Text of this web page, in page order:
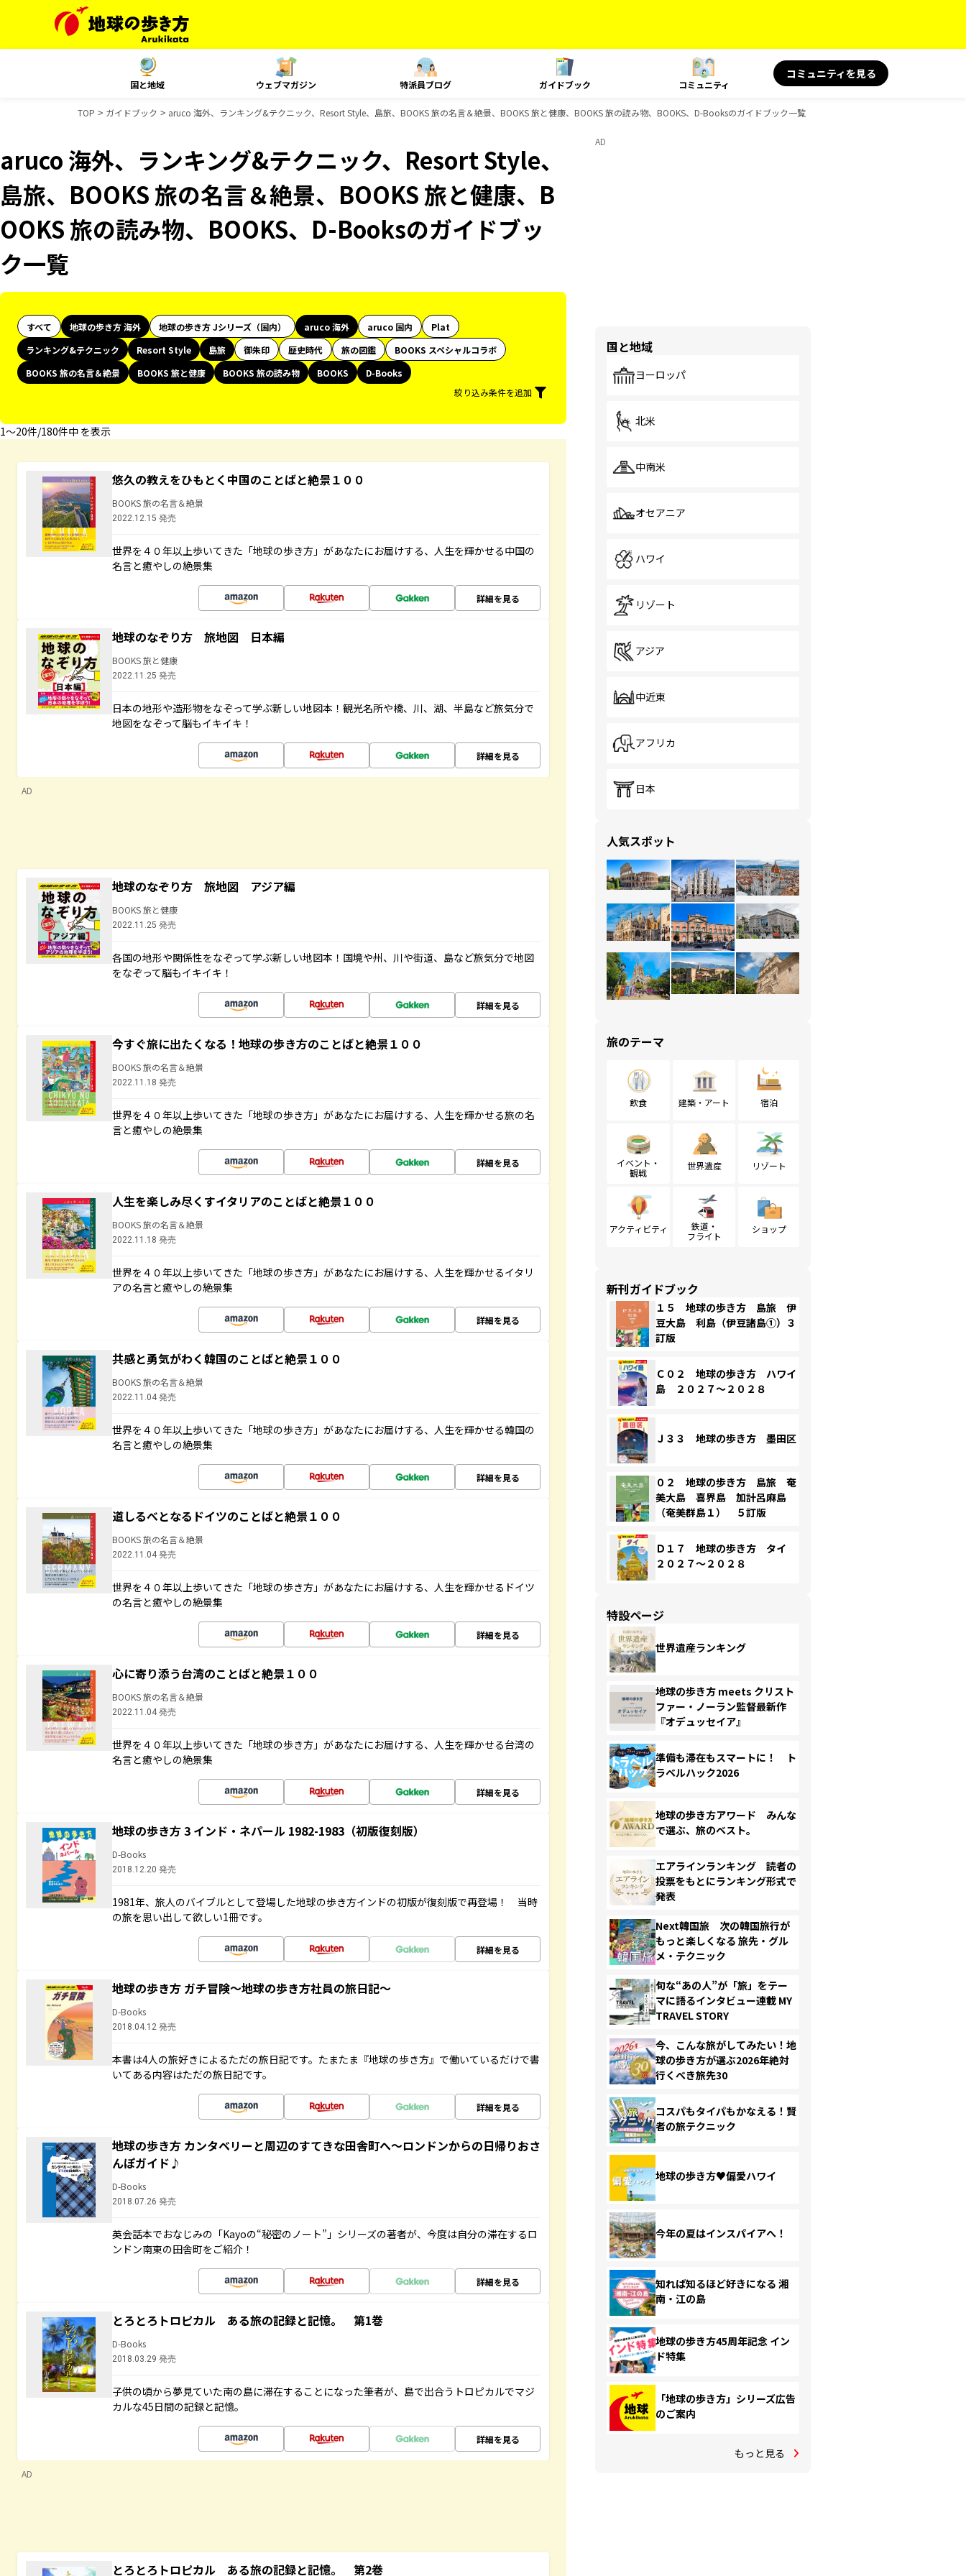
国と地域 ウェブマガジン 特派員ブログ ガイドブック コミュニティ
コミュニティを見る
TOP ガイドブック aruco 海外、ランキング&テクニック、Resort Style、島旅、BOOKS 旅の名言＆絶景、BOOKS 旅と健康、BOOKS 旅の読み物、BOOKS、D-Booksのガイドブック一覧
aruco 海外、ランキング&テクニック、Resort Style、
島旅、BOOKS 旅の名言＆絶景、BOOKS 旅と健康、B
OOKS 旅の読み物、BOOKS、D-Booksのガイドブッ
ク一覧
すべて 地球の歩き方 海外 地球の歩き方 Jシリーズ（国内） aruco 海外 aruco 国内
Plat
ランキング&テクニック
Resort Style 島旅 御朱印 歴史時代 旅の図鑑
BOOKS スペシャルコラボ
BOOKS 旅の名言＆絶景
BOOKS 旅と健康 BOOKS 旅の読み物 BOOKS
D-Books
絞り込み条件を追加
1〜20件/180件中 を表示
悠久の教えをひもとく中国のことばと絶景１００
BOOKS 旅の名言＆絶景
2022.12.15 発売
世界を４０年以上歩いてきた「地球の歩き方」があなたにお届けする、人生を輝かせる中国の
名言と癒やしの絶景集
詳細を見る
地球のなぞり方 旅地図 日本編
BOOKS 旅と健康
2022.11.25 発売
日本の地形や造形物をなぞって学ぶ新しい地図本！観光名所や橋、川、湖、半島など旅気分で
地図をなぞって脳もイキイキ！
詳細を見る
AD
地球のなぞり方 旅地図 アジア編
BOOKS 旅と健康
2022.11.25 発売
各国の地形や関係性をなぞって学ぶ新しい地図本！国境や州、川や街道、島など旅気分で地図
をなぞって脳もイキイキ！
詳細を見る
今すぐ旅に出たくなる！地球の歩き方のことばと絶景１００
BOOKS 旅の名言＆絶景
2022.11.18 発売
世界を４０年以上歩いてきた「地球の歩き方」があなたにお届けする、人生を輝かせる旅の名
言と癒やしの絶景集
詳細を見る
人生を楽しみ尽くすイタリアのことばと絶景１００
BOOKS 旅の名言＆絶景
2022.11.18 発売
世界を４０年以上歩いてきた「地球の歩き方」があなたにお届けする、人生を輝かせるイタリ
アの名言と癒やしの絶景集
詳細を見る
共感と勇気がわく韓国のことばと絶景１００
BOOKS 旅の名言＆絶景
2022.11.04 発売
世界を４０年以上歩いてきた「地球の歩き方」があなたにお届けする、人生を輝かせる韓国の
名言と癒やしの絶景集
詳細を見る
道しるべとなるドイツのことばと絶景１００
BOOKS 旅の名言＆絶景
2022.11.04 発売
世界を４０年以上歩いてきた「地球の歩き方」があなたにお届けする、人生を輝かせるドイツ
の名言と癒やしの絶景集
詳細を見る
心に寄り添う台湾のことばと絶景１００
BOOKS 旅の名言＆絶景
2022.11.04 発売
世界を４０年以上歩いてきた「地球の歩き方」があなたにお届けする、人生を輝かせる台湾の
名言と癒やしの絶景集
詳細を見る
地球の歩き方 3 インド・ネパール 1982-1983（初版復刻版）
D-Books
2018.12.20 発売
1981年、旅人のバイブルとして登場した地球の歩き方インドの初版が復刻版で再登場！ 当時
の旅を思い出して欲しい1冊です。
詳細を見る
地球の歩き方 ガチ冒険～地球の歩き方社員の旅日記～
D-Books
2018.04.12 発売
本書は4人の旅好きによるただの旅日記です。たまたま『地球の歩き方』で働いているだけで書
いてある内容はただの旅日記です。
詳細を見る
地球の歩き方 カンタベリーと周辺のすてきな田舎町へ～ロンドンからの日帰りおさ
んぽガイド♪
D-Books
2018.07.26 発売
英会話本でおなじみの「Kayoの“秘密のノート”」シリーズの著者が、今度は自分の滞在するロ
ンドン南東の田舎町をご紹介！
詳細を見る
とろとろトロピカル ある旅の記録と記憶。 第1巻
D-Books
2018.03.29 発売
子供の頃から夢見ていた南の島に滞在することになった筆者が、島で出合うトロピカルでマジ
カルな45日間の記録と記憶。
詳細を見る
AD
とろとろトロピカル ある旅の記録と記憶。 第2巻
AD
国と地域
ヨーロッパ
北米
中南米
オセアニア
ハワイ
リゾート
アジア
中近東
アフリカ
日本
人気スポット
旅のテーマ
飲食 建築・アート 宿泊
イベント・
観戦
世界遺産 リゾート
アクティビティ
鉄道・
フライト
ショップ
新刊ガイドブック
１５ 地球の歩き方 島旅 伊
豆大島 利島（伊豆諸島①）３
訂版
Ｃ０２ 地球の歩き方 ハワイ
島 ２０２７～２０２８
Ｊ３３ 地球の歩き方 墨田区
０２ 地球の歩き方 島旅 奄
美大島 喜界島 加計呂麻島
（奄美群島１） ５訂版
Ｄ１７ 地球の歩き方 タイ
２０２７～２０２８
特設ページ
世界遺産ランキング
地球の歩き方 meets クリスト
ファー・ノーラン監督最新作
『オデュッセイア』
準備も滞在もスマートに！ ト
ラベルハック2026
地球の歩き方アワード みんな
で選ぶ、旅のベスト。
エアラインランキング 読者の
投票をもとにランキング形式で
発表
Next韓国旅 次の韓国旅行が
もっと楽しくなる 旅先・グル
メ・テクニック
旬な“あの人”が「旅」をテー
マに語るインタビュー連載 MY
TRAVEL STORY
今、こんな旅がしてみたい！地
球の歩き方が選ぶ2026年絶対
行くべき旅先30
コスパもタイパもかなえる！賢
者の旅テクニック
地球の歩き方♥偏愛ハワイ
今年の夏はインスパイアへ！
知れば知るほど好きになる 湘
南・江の島
地球の歩き方45周年記念 イン
ド特集
「地球の歩き方」シリーズ広告
のご案内
もっと見る